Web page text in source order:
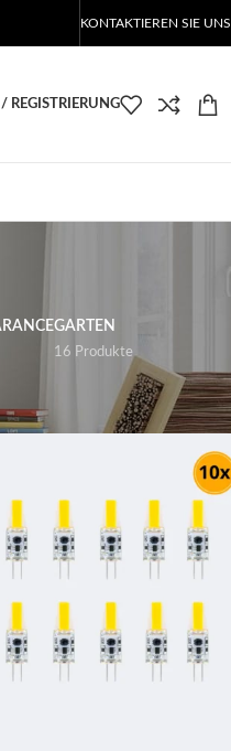
KONTAKTIEREN SIE UNS
REGISTRIERUNG
GARTEN
16 Produkte